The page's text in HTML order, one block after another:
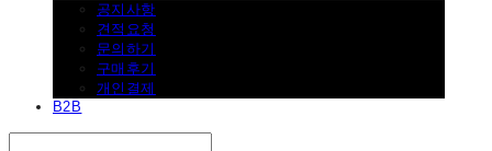
공지사항
견적요청
문의하기
구매후기
개인결제
B2B